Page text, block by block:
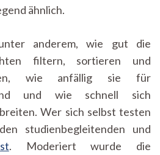
ähnlich.
anderem, wie gut die
filtern, sortieren und
wie anfällig sie für
und wie schnell sich
Wer sich selbst testen
studienbegleitenden und
. Moderiert wurde die